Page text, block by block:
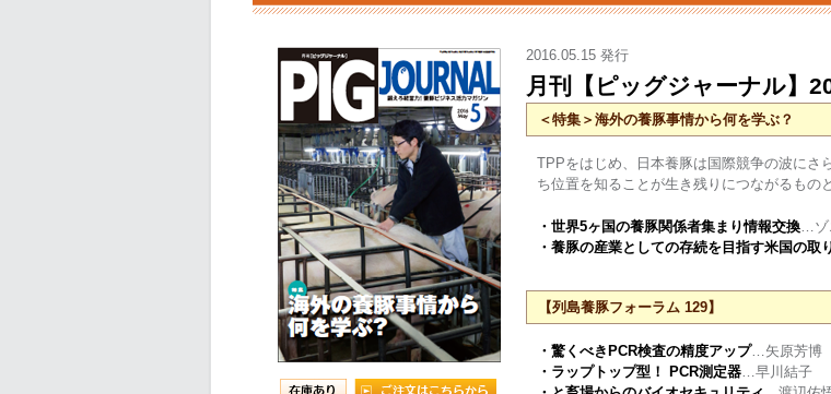
2016.05.15 発行
月刊【ピッグジャーナル】
＜特集＞海外の養豚事情から何を学ぶ？
TPPをはじめ、日本養豚は国際競争の波にさ
ち位置を知ることが生き残りにつながるもの
・世界5ヶ国の養豚関係者集まり情報交換…ゾ
・養豚の産業としての存続を目指す米国の取
【列島養豚フォーラム 129】
・驚くべきPCR検査の精度アップ…矢原芳博
・ラップトップ型！ PCR測定器…早川結子